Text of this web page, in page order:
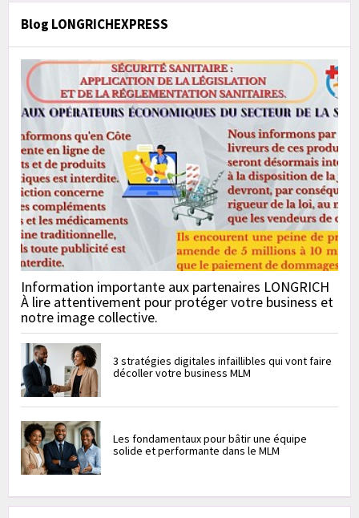
Blog LONGRICHEXPRESS
Information importante aux partenaires LONGRICH
À lire attentivement pour protéger votre business et
notre image collective.
3 stratégies digitales infaillibles qui vont faire
décoller votre business MLM
Les fondamentaux pour bâtir une équipe
solide et performante dans le MLM